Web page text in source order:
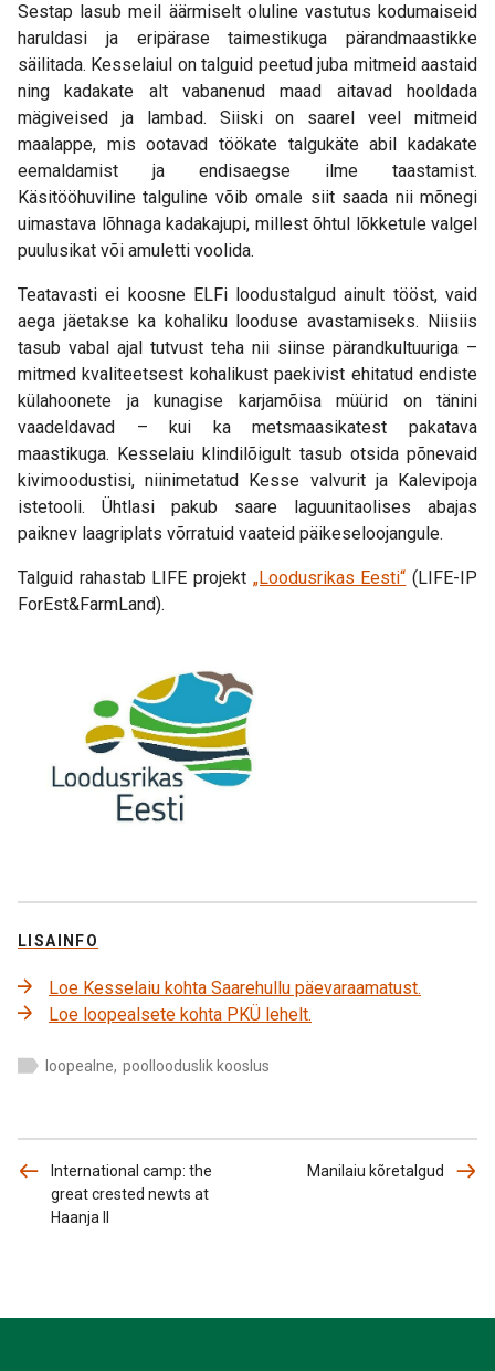
Sestap lasub meil äärmiselt oluline vastutus kodumaiseid
haruldasi ja eripärase taimestikuga pärandmaastikke
säilitada. Kesselaiul on talguid peetud juba mitmeid aastaid
ning kadakate alt vabanenud maad aitavad hooldada
mägiveised ja lambad. Siiski on saarel veel mitmeid
maalappe, mis ootavad töökate talgukäte abil kadakate
eemaldamist ja endisaegse ilme taastamist.
Käsitööhuviline talguline võib omale siit saada nii mõnegi
uimastava lõhnaga kadakajupi, millest õhtul lõkketule valgel
puulusikat või amuletti voolida.
Teatavasti ei koosne ELFi loodustalgud ainult tööst, vaid
aega jäetakse ka kohaliku looduse avastamiseks. Niisiis
tasub vabal ajal tutvust teha nii siinse pärandkultuuriga –
mitmed kvaliteetsest kohalikust paekivist ehitatud endiste
külahoonete ja kunagise karjamõisa müürid on tänini
vaadeldavad – kui ka metsmaasikatest pakatava
maastikuga. Kesselaiu klindilõigult tasub otsida põnevaid
kivimoodustisi, niinimetatud Kesse valvurit ja Kalevipoja
istetooli. Ühtlasi pakub saare laguunitaolises abajas
paiknev laagriplats võrratuid vaateid päikeseloojangule.
Talguid rahastab LIFE projekt „Loodusrikas Eesti“ (LIFE-IP
ForEst&FarmLand).
LISAINFO
Loe Kesselaiu kohta Saarehullu päevaraamatust.
Loe loopealsete kohta PKÜ lehelt.
loopealne, poollooduslik kooslus
International camp: the
great crested newts at
Haanja II
Manilaiu kõretalgud